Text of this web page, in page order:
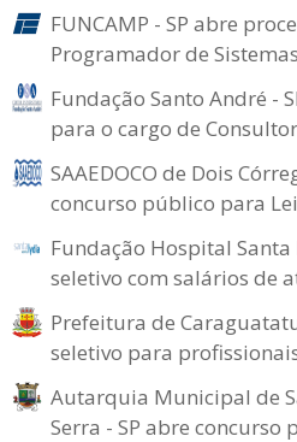
FUNCAMP - SP abre
Programador de
Fundação Santo André -
para o cargo de
SAAEDOCO de Dois
concurso público para
Fundação Hospital Santa
seletivo com salários de
Prefeitura de
seletivo para
Autarquia Municipal de
Serra - SP abre